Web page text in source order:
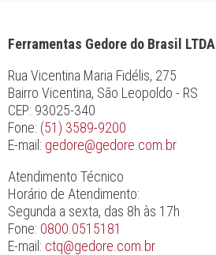
Ferramentas Gedore do Brasil LTDA
Rua Vicentina Maria Fidélis, 275
Bairro Vicentina, São Leopoldo - RS
CEP: 93025-340
Fone: (51) 3589-9200
E-mail: gedore@gedore.com.br
Atendimento Técnico
Horário de Atendimento:
Segunda a sexta, das 8h às 17h
Fone: 0800.0515181
E-mail: ctq@gedore.com.br